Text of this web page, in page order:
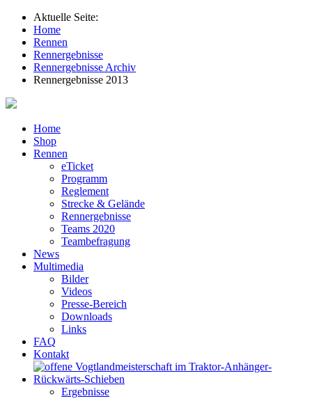
Aktuelle Seite:
Home
Rennen
Rennergebnisse
Rennergebnisse Archiv
Rennergebnisse 2013
Home
Shop
Rennen
eTicket
Programm
Reglement
Strecke & Gelände
Rennergebnisse
Teams 2020
Teambefragung
News
Multimedia
Bilder
Videos
Presse-Bereich
Downloads
Links
FAQ
Kontakt
Ergebnisse